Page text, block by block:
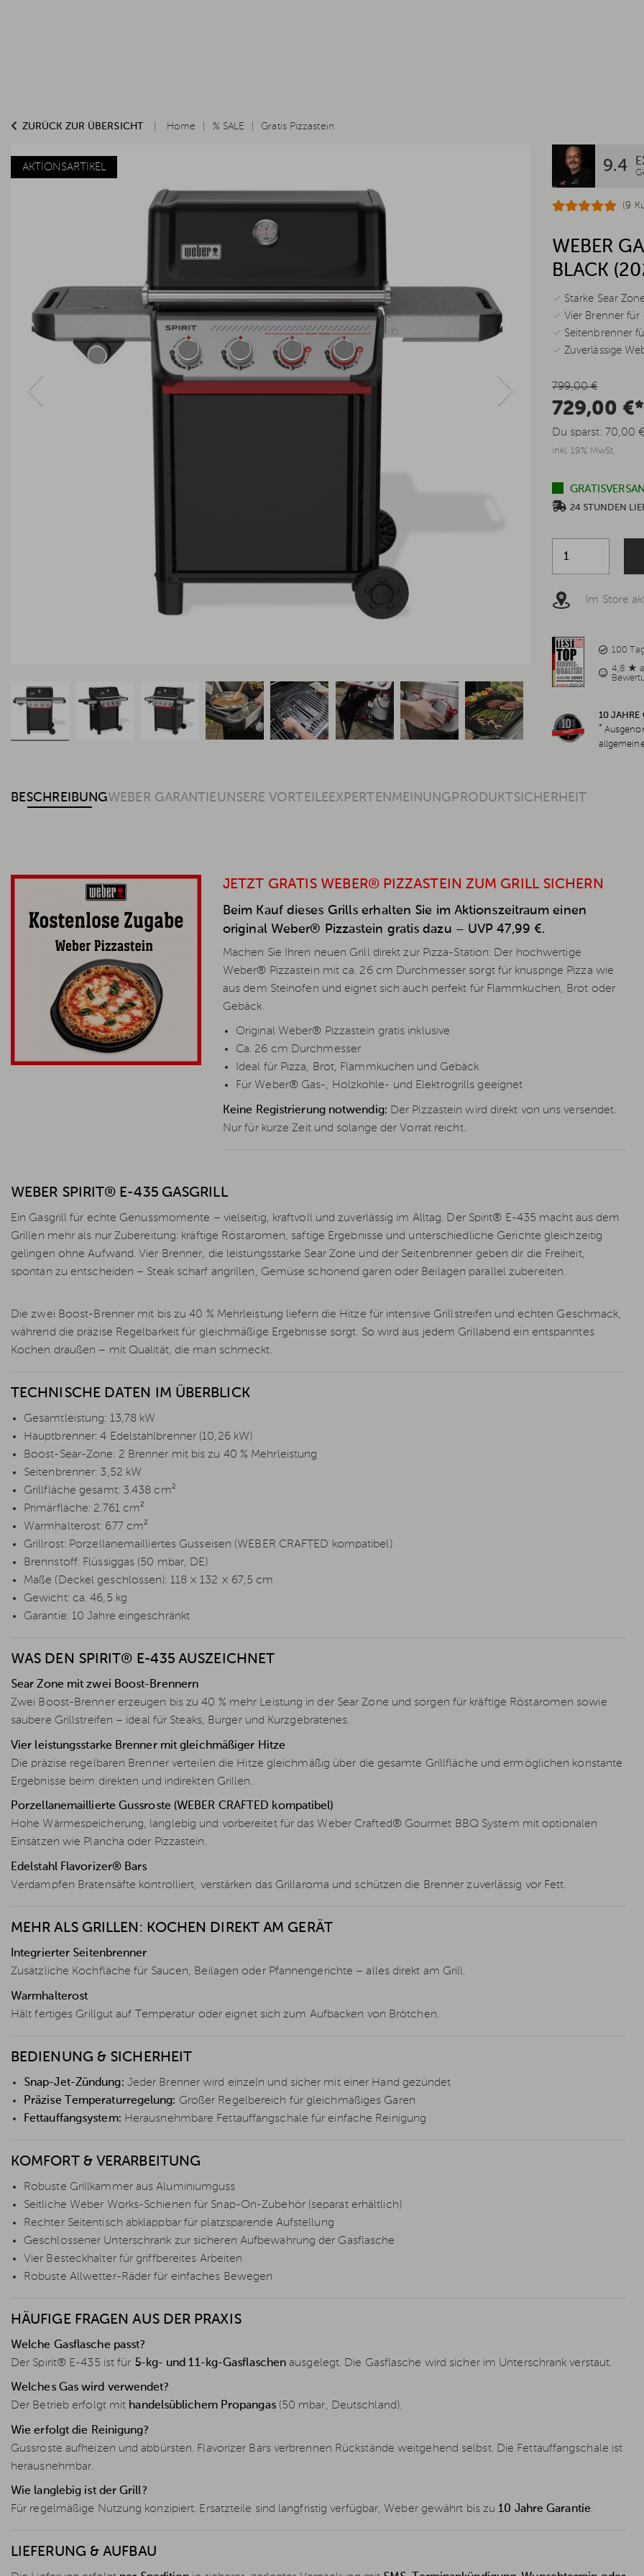
ZURÜCK ZUR ÜBERSICHT Home % SALE Gratis Pizzastein
AKTIONSARTIKEL 9.4
(9
WEBER
BLACK
✓ Starke Sear
✓ Vier Brenner für
✓ Seitenbrenner
✓ Zuverlässige
799,00 €
729,00 €*
Du sparst: 70,00 €
inkl. 19% MwSt.
24 STUNDEN
Im Store
100
4,8 ★
10 JAHRE
*
BESCHREIBUNGWEBER GARANTIEUNSERE VORTEILE EXPERTENMEINUNG PRODUKTSICHERHEIT
JETZT GRATIS WEBER® PIZZASTEIN ZUM GRILL SICHERN
Beim Kauf dieses Grills erhalten Sie im Aktionszeitraum einen
original Weber® Pizzastein gratis dazu – UVP 47,99 €.
Machen Sie Ihren neuen Grill direkt zur Pizza-Station: Der hochwertige
Weber® Pizzastein mit ca. 26 cm Durchmesser sorgt für knusprige Pizza wie
aus dem Steinofen und eignet sich auch perfekt für Flammkuchen, Brot oder
Gebäck.
Original Weber® Pizzastein gratis inklusive
Ca. 26 cm Durchmesser
Ideal für Pizza, Brot, Flammkuchen und Gebäck
Für Weber® Gas-, Holzkohle- und Elektrogrills geeignet
Keine Registrierung notwendig: Der Pizzastein wird direkt von uns versendet.
Nur für kurze Zeit und solange der Vorrat reicht.
WEBER SPIRIT® E-435 GASGRILL
Ein Gasgrill für echte Genussmomente – vielseitig, kraftvoll und zuverlässig im Alltag. Der Spirit® E-435 macht aus dem
Grillen mehr als nur Zubereitung: kräftige Röstaromen, saftige Ergebnisse und unterschiedliche Gerichte gleichzeitig
gelingen ohne Aufwand. Vier Brenner, die leistungsstarke Sear Zone und der Seitenbrenner geben dir die Freiheit,
spontan zu entscheiden – Steak scharf angrillen, Gemüse schonend garen oder Beilagen parallel zubereiten.
Die zwei Boost-Brenner mit bis zu 40 % Mehrleistung liefern die Hitze für intensive Grillstreifen und echten Geschmack,
während die präzise Regelbarkeit für gleichmäßige Ergebnisse sorgt. So wird aus jedem Grillabend ein entspanntes
Kochen draußen – mit Qualität, die man schmeckt.
TECHNISCHE DATEN IM ÜBERBLICK
Gesamtleistung: 13,78 kW
Hauptbrenner: 4 Edelstahlbrenner (10,26 kW)
Boost-Sear-Zone: 2 Brenner mit bis zu 40 % Mehrleistung
Seitenbrenner: 3,52 kW
Grillfläche gesamt: 3.438 cm²
Primärfläche: 2.761 cm²
Warmhalterost: 677 cm²
Grillrost: Porzellanemailliertes Gusseisen (WEBER CRAFTED kompatibel)
Brennstoff: Flüssiggas (50 mbar, DE)
Maße (Deckel geschlossen): 118 × 132 × 67,5 cm
Gewicht: ca. 46,5 kg
Garantie: 10 Jahre eingeschränkt
WAS DEN SPIRIT® E-435 AUSZEICHNET
Sear Zone mit zwei Boost-Brennern
Zwei Boost-Brenner erzeugen bis zu 40 % mehr Leistung in der Sear Zone und sorgen für kräftige Röstaromen sowie
saubere Grillstreifen – ideal für Steaks, Burger und Kurzgebratenes.
Vier leistungsstarke Brenner mit gleichmäßiger Hitze
Die präzise regelbaren Brenner verteilen die Hitze gleichmäßig über die gesamte Grillfläche und ermöglichen konstante
Ergebnisse beim direkten und indirekten Grillen.
Porzellanemaillierte Gussroste (WEBER CRAFTED kompatibel)
Hohe Wärmespeicherung, langlebig und vorbereitet für das Weber Crafted® Gourmet BBQ System mit optionalen
Einsätzen wie Plancha oder Pizzastein.
Edelstahl Flavorizer® Bars
Verdampfen Bratensäfte kontrolliert, verstärken das Grillaroma und schützen die Brenner zuverlässig vor Fett.
MEHR ALS GRILLEN: KOCHEN DIREKT AM GERÄT
Integrierter Seitenbrenner
Zusätzliche Kochfläche für Saucen, Beilagen oder Pfannengerichte – alles direkt am Grill.
Warmhalterost
Hält fertiges Grillgut auf Temperatur oder eignet sich zum Aufbacken von Brötchen.
BEDIENUNG & SICHERHEIT
Snap-Jet-Zündung: Jeder Brenner wird einzeln und sicher mit einer Hand gezündet
Präzise Temperaturregelung: Großer Regelbereich für gleichmäßiges Garen
Fettauffangsystem: Herausnehmbare Fettauffangschale für einfache Reinigung
KOMFORT & VERARBEITUNG
Robuste Grillkammer aus Aluminiumguss
Seitliche Weber Works-Schienen für Snap-On-Zubehör (separat erhältlich)
Rechter Seitentisch abklappbar für platzsparende Aufstellung
Geschlossener Unterschrank zur sicheren Aufbewahrung der Gasflasche
Vier Besteckhalter für griffbereites Arbeiten
Robuste Allwetter-Räder für einfaches Bewegen
HÄUFIGE FRAGEN AUS DER PRAXIS
Welche Gasflasche passt?
Der Spirit® E-435 ist für 5-kg- und 11-kg-Gasflaschen ausgelegt. Die Gasflasche wird sicher im Unterschrank verstaut.
Welches Gas wird verwendet?
Der Betrieb erfolgt mit handelsüblichem Propangas(50 mbar, Deutschland).
Wie erfolgt die Reinigung?
Gussroste aufheizen und abbürsten. Flavorizer Bars verbrennen Rückstände weitgehend selbst. Die Fettauffangschale ist
herausnehmbar.
Wie langlebig ist der Grill?
Für regelmäßige Nutzung konzipiert. Ersatzteile sind langfristig verfügbar, Weber gewährt bis zu 10 Jahre Garantie.
LIEFERUNG & AUFBAU